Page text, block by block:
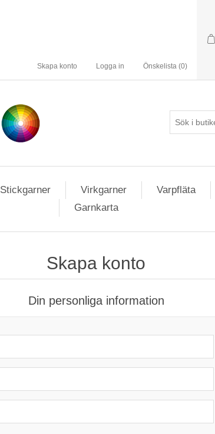
Skapa konto Logga in Önskelista (0)
Stickgarner Virkgarner Varpfläta
Garnkarta
Skapa konto
Din personliga information